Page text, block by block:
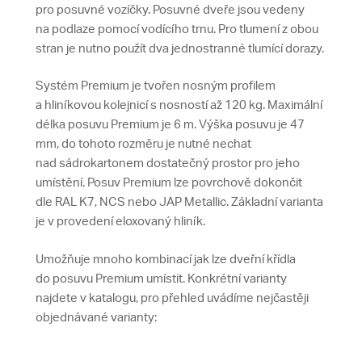
pro posuvné vozíčky. Posuvné dveře jsou vedeny
na podlaze pomocí vodícího trnu. Pro tlumení z obou
stran je nutno použít dva jednostranné tlumící dorazy.
Systém Premium je tvořen nosným profilem
a hliníkovou kolejnicí s nosností až 120 kg. Maximální
délka posuvu Premium je 6 m. Výška posuvu je 47
mm, do tohoto rozměru je nutné nechat
nad sádrokartonem dostatečný prostor pro jeho
umístění. Posuv Premium lze povrchově dokončit
dle RAL K7, NCS nebo JAP Metallic. Základní varianta
je v provedení eloxovaný hliník.
Umožňuje mnoho kombinací jak lze dveřní křídla
do posuvu Premium umístit. Konkrétní varianty
najdete v katalogu, pro přehled uvádíme nejčastěji
objednávané varianty: